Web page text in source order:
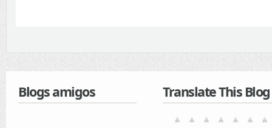
Blogs amigos Translate This Blog